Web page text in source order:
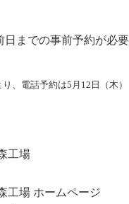
日までの事前予約が必要
、電話予約は5月12日（木）
工場
工場 ホームページ